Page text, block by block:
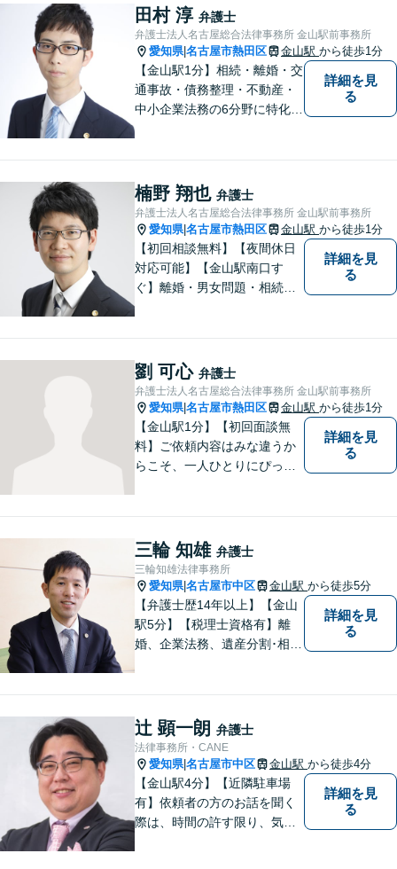
い、丁寧な説明と迅速な対応
を心がけております。【完全
個室】【法テラス利用可】
田村 淳 弁護士
弁護士法人名古屋総合法律事務所 金山駅前事務所
愛知県|名古屋市熱田区 金山駅 から徒歩1分
【金山駅1分】相続・離婚・交
通事故・債務整理・不動産・
中小企業法務の6分野に特化！
ーションを重視し、情報連携
を図りながら納得の解決へと
導いてまいります。
詳細を見
る
楠野 翔也 弁護士
弁護士法人名古屋総合法律事務所 金山駅前事務所
愛知県|名古屋市熱田区 金山駅 から徒歩1分
【初回相談無料】【夜間休日
対応可能】【金山駅南口す
ぐ】離婚・男女問題・相続・
詳細を見
る
劉 可心 弁護士
弁護士法人名古屋総合法律事務所 金山駅前事務所
愛知県|名古屋市熱田区 金山駅 から徒歩1分
【金山駅1分】【初回面談無
料】ご依頼内容はみな違うか
らこそ、一人ひとりにぴった
ます。誰にも話せず抱えてき
た不安を、どうぞお聞かせく
ださい。【電話・WEB相談も
対応可能】
詳細を見
る
三輪 知雄 弁護士
三輪知雄法律事務所
愛知県|名古屋市中区 金山駅 から徒歩5分
【弁護士歴14年以上】【金山
駅5分】【税理士資格有】離
婚、企業法務、遺産分割･相続
解決。【公式LINE】連絡も便
利！お気軽にご相談くださ
い！
詳細を見
る
辻 顕一朗 弁護士
法律事務所・CANE
愛知県|名古屋市中区 金山駅 から徒歩4分
【金山駅4分】【近隣駐車場
有】依頼者の方のお話を聞く
際は、時間の許す限り、気の
詳細を見
る